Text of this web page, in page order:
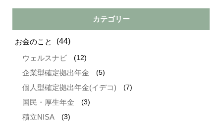
カテゴリー
お金のこと (44)
ウェルスナビ (12)
企業型確定拠出年金 (5)
個人型確定拠出年金(イデコ) (7)
国民・厚生年金 (3)
積立NISA (3)